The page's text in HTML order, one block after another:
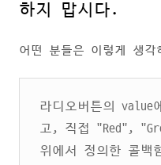
하지 맙시다.
어떤 분들은 이렇게 생각
라디오버튼의
고, 직접 "Red",
위에서 정의한 콜백